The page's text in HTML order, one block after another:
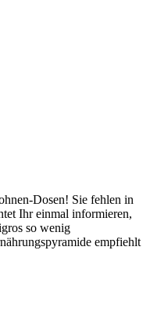
Dosen! Sie fehlen in
Ihr einmal informieren,
so wenig
empfiehlt